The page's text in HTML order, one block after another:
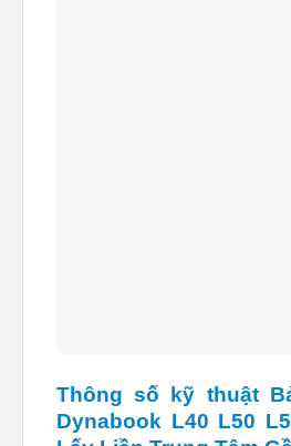
Thông số kỹ thuật
Dynabook L40 L50